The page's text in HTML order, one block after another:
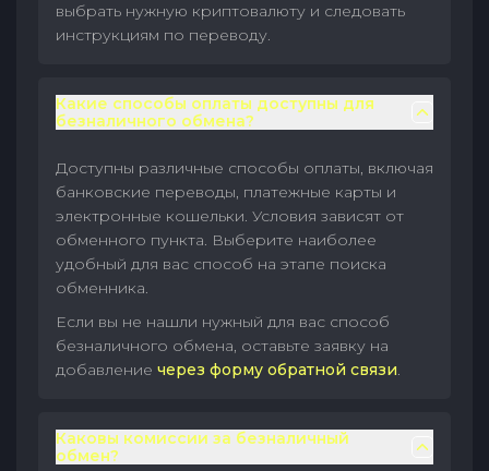
выбрать нужную криптовалюту и следовать
инструкциям по переводу.
Какие способы оплаты доступны для
безналичного обмена?
Доступны различные способы оплаты, включая
банковские переводы, платежные карты и
электронные кошельки. Условия зависят от
обменного пункта. Выберите наиболее
удобный для вас способ на этапе поиска
обменника.
Если вы не нашли нужный для вас способ
безналичного обмена, оставьте заявку на
добавление через форму обратной связи.
Каковы комиссии за безналичный
обмен?